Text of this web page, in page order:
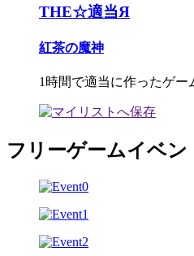
THE☆適当Я
紅茶の魔神
1時間で適当に作ったゲー
フリーゲームイベン